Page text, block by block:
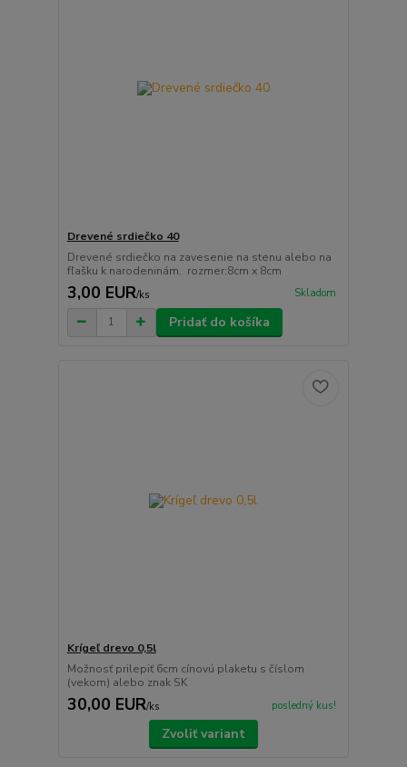
Drevené srdiečko 40
Drevené srdiečko na zavesenie na stenu alebo na
fľašku k narodeninám. rozmer:8cm x 8cm
3,00 EUR/ks Skladom
Pridať do košíka
Krígeľ drevo 0,5l
Možnosť prilepiť 6cm cínovú plaketu s číslom
(vekom) alebo znak SK
30,00 EUR/ks posledný kus!
Zvoliť variant